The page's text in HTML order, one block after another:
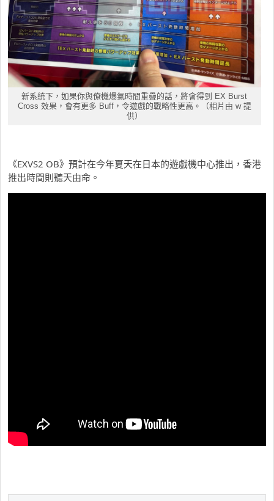
新系統下，如果你與僚機爆氣時間重疊的話，將會得到 EX Burst
Cross 效果，會有更多 Buff，令遊戲的戰略性更高。（相片由 w 提
供）
《EXVS2 OB》預計在今年夏天在日本的遊戲機中心推出，香港
推出時間則聽天由命。